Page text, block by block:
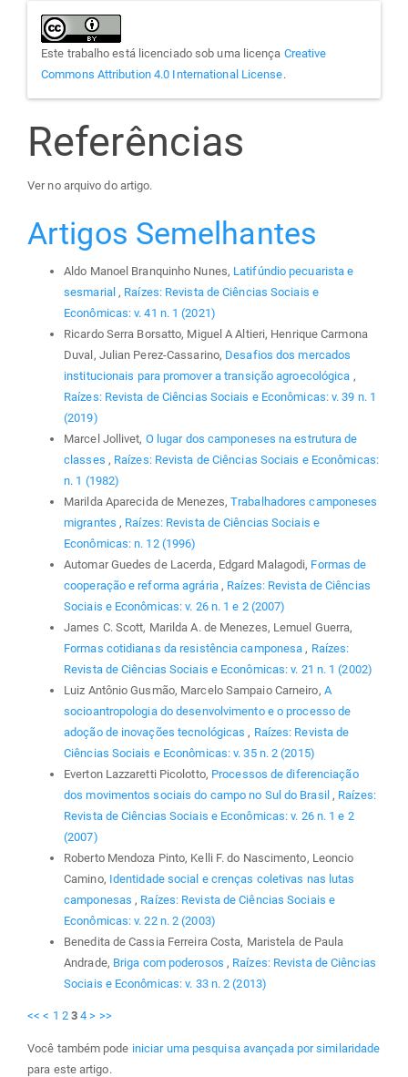
Este trabalho está licenciado sob uma licença Creative
Commons Attribution 4.0 International License.
Referências
Ver no arquivo do artigo.
Artigos Semelhantes
Aldo Manoel Branquinho Nunes, Latifúndio pecuarista e
sesmarial , Raízes: Revista de Ciências Sociais e
Econômicas: v. 41 n. 1 (2021)
Ricardo Serra Borsatto, Miguel A Altieri, Henrique Carmona
Duval, Julian Perez-Cassarino, Desafios dos mercados
institucionais para promover a transição agroecológica ,
Raízes: Revista de Ciências Sociais e Econômicas: v. 39 n. 1
(2019)
Marcel Jollivet, O lugar dos camponeses na estrutura de
classes , Raízes: Revista de Ciências Sociais e Econômicas:
n. 1 (1982)
Marilda Aparecida de Menezes,Trabalhadores camponeses
migrantes , Raízes: Revista de Ciências Sociais e
Econômicas: n. 12 (1996)
Automar Guedes de Lacerda, Edgard Malagodi, Formas de
cooperação e reforma agrária , Raízes: Revista de Ciências
Sociais e Econômicas: v. 26 n. 1 e 2 (2007)
James C. Scott, Marilda A. de Menezes, Lemuel Guerra,
Formas cotidianas da resistência camponesa, Raízes:
Revista de Ciências Sociais e Econômicas: v. 21 n. 1 (2002)
Luiz Antônio Gusmão, Marcelo Sampaio Carneiro, A
socioantropologia do desenvolvimento e o processo de
adoção de inovações tecnológicas, Raízes: Revista de
Ciências Sociais e Econômicas: v. 35 n. 2 (2015)
Everton Lazzaretti Picolotto, Processos de diferenciação
dos movimentos sociais do campo no Sul do Brasil , Raízes:
Revista de Ciências Sociais e Econômicas: v. 26 n. 1 e 2
(2007)
Roberto Mendoza Pinto, Kelli F. do Nascimento, Leoncio
Camino, Identidade social e crenças coletivas nas lutas
camponesas, Raízes: Revista de Ciências Sociais e
Econômicas: v. 22 n. 2 (2003)
Benedita de Cassia Ferreira Costa, Maristela de Paula
Andrade, Briga com poderosos , Raízes: Revista de Ciências
Sociais e Econômicas: v. 33 n. 2 (2013)
<< < 1 2 3 4 > >>
Você também pode iniciar uma pesquisa avançada por similaridade
para este artigo.